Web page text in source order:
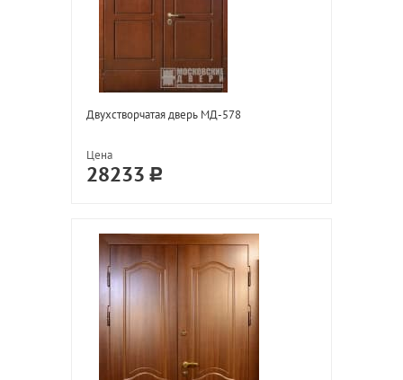
Двухстворчатая дверь МД-578
Цена
28233